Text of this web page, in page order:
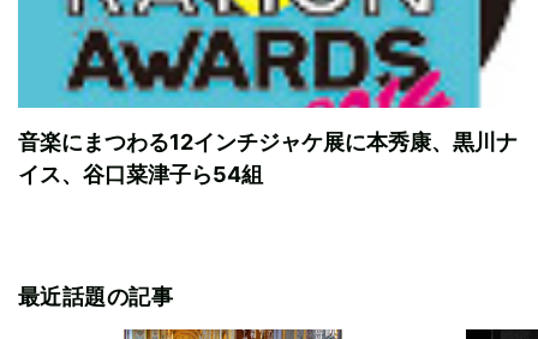
音楽にまつわる12インチジャケ展に本秀康、黒川ナ
イス、谷口菜津子ら54組
最近話題の記事